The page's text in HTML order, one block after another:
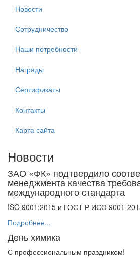
Новости
Сотрудничество
Наши потребности
Награды
Сертификаты
Контакты
Карта сайта
Новости
ЗАО «ФК» подтвердило
менеджмента качества
международного стандарта
ISO 9001:2015 и ГОСТ Р ИСО 9001-
Подробнее...
День химика
С профессиональным праздником!